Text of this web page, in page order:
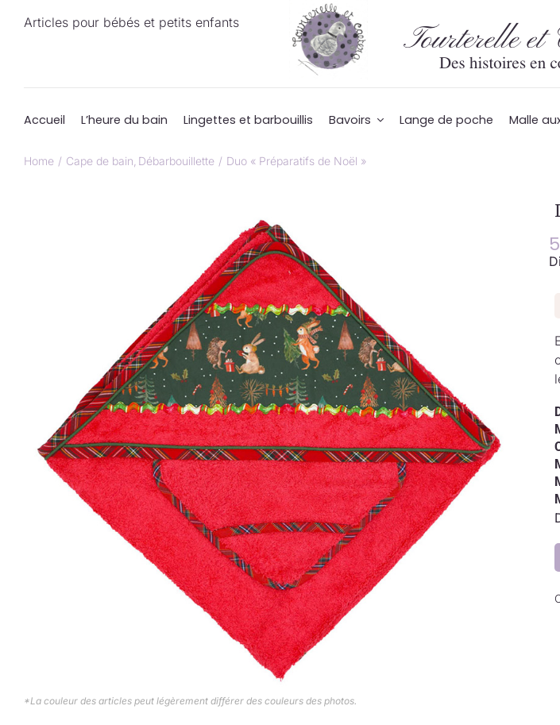
Articles pour bébés et petits enfants
Accueil L’heure du bain Lingettes et barbouillis Bavoirs Lange de poche Malle
Home Cape de bain Débarbouillette Duo « Préparatifs de Noël »
*La couleur des articles peut légèrement différer des couleurs des photos.